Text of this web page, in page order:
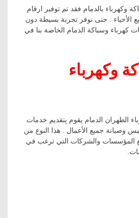
وكهرباء بالدمام فقد تم توفير ارقام
الأحياء . حتى نوفر تجربة بسيطة دون
كهرباء وسباكة الدمام الخاصة بنا في
وكهرباء
الظهران الدمام يقوم بِتقديم خدمات
وصيانة جميع الأعمال . هذا النوع من
المؤسسات والشركات التي ترغب في